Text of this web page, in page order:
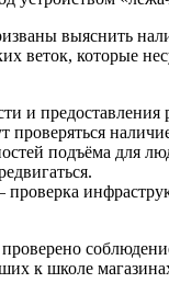
выяснить
веток, которые
и предоставления
проверяться
подъёма для
к школе